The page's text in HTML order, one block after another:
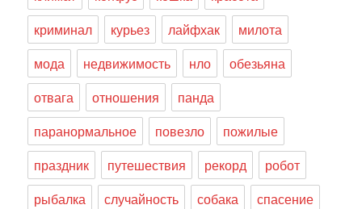
криминал
курьез лайфхак
милота
мода
недвижимость нло
обезьяна
отвага
отношения
панда
паранормальное
повезло
пожилые
праздник
путешествия рекорд
робот
рыбалка
случайность собака
спасение